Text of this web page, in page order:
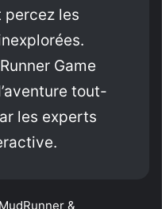
percez les
Game
tout-
les experts
&